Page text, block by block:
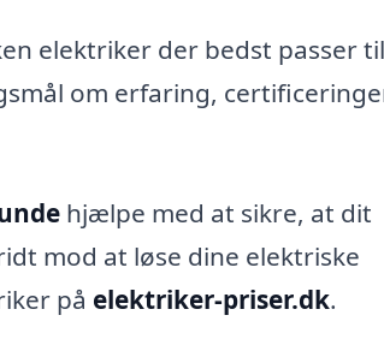
elektriker der bedst passer
om erfaring,
hjælpe med at sikre, at dit
mod at løse dine elektriske
på elektriker-priser.dk.